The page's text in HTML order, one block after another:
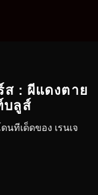
ส : ผีแดงตาย
บลูส์
ทีเด็ดของ เรนเจ